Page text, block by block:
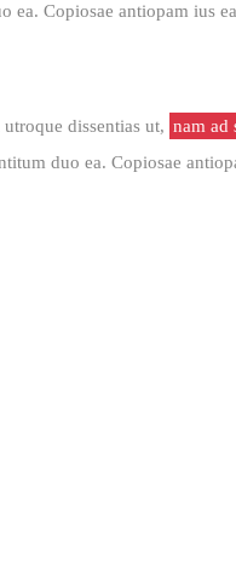
ea. Copiosae antiopam
dissentias ut, nam ad
duo ea. Copiosae